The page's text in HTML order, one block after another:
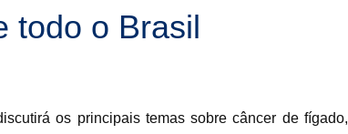
todo o Brasil
os principais temas sobre câncer de fígado,